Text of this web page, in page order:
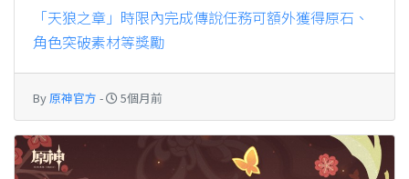
「天狼之章」時限內完成傳說任務可額外獲得原石、
角色突破素材等獎勵
By原神官方 - 5個月前